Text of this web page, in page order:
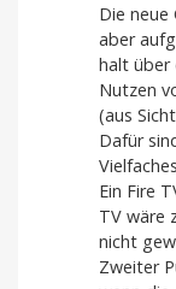
Die neue
aber
halt über
Nutzen
(aus
Dafür
Ein Fire
TV wäre
nicht
Zweiter